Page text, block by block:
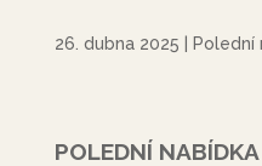
26. dubna 2025 Polední
POLEDNÍ